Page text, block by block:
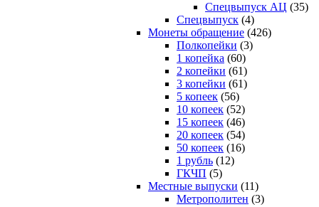
Спецвыпуск АЦ (35)
Спецвыпуск (4)
Монеты обращение (426)
Полкопейки (3)
1 копейка (60)
2 копейки (61)
3 копейки (61)
5 копеек (56)
10 копеек (52)
15 копеек (46)
20 копеек (54)
50 копеек (16)
1 рубль (12)
ГКЧП (5)
Местные выпуски (11)
Метрополитен (3)